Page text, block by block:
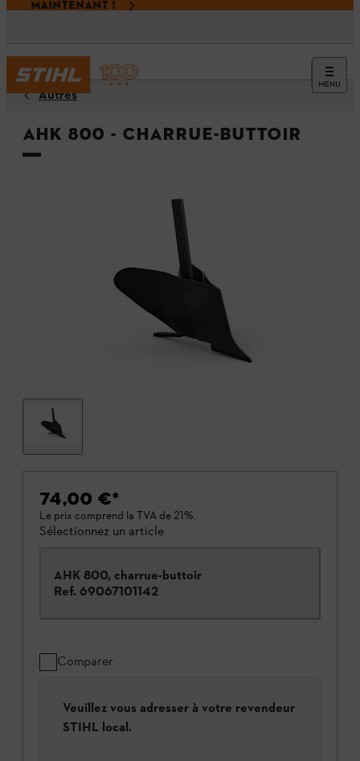
MAINTENANT !
MENU
Autres
AHK 800 - Charrue-buttoir
74,00 €*
Le prix comprend la TVA de 21%.
Sélectionnez un article
AHK 800, charrue-buttoir
Ref. 69067101142
Comparer
Veuillez vous adresser à votre revendeur
STIHL local.